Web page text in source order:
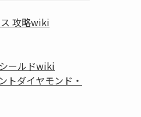
攻略wiki
ールドwiki
トダイヤモンド・